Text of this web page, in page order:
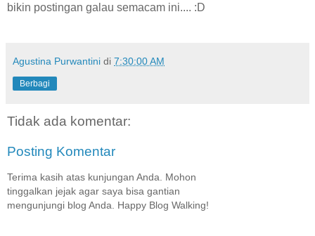
bikin postingan galau semacam ini.... :D
Agustina Purwantini di 7:30:00 AM
Berbagi
Tidak ada komentar:
Posting Komentar
Terima kasih atas kunjungan Anda. Mohon
tinggalkan jejak agar saya bisa gantian
mengunjungi blog Anda. Happy Blog Walking!